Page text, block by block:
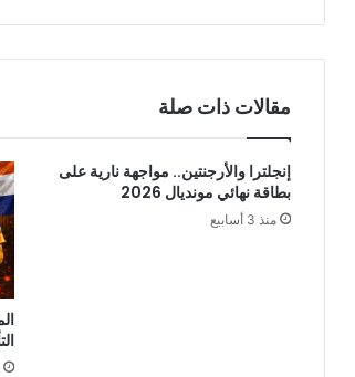
مقالات ذات صلة
إنجلترا والأرجنتين.. مواجهة نارية على
بطاقة نهائي مونديال 2026
منذ 3 أسابيع